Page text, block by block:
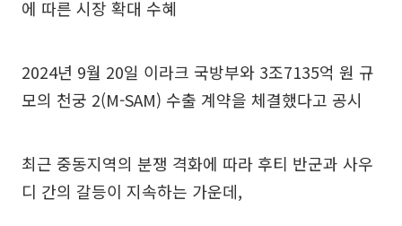
에 따른 시장 확대 수혜
2024년 9월 20일 이라크 국방부와 3조7135억 원 규
모의 천궁 2(M-SAM) 수출 계약을 체결했다고 공시
최근 중동지역의 분쟁 격화에 따라 후티 반군과 사우
디 간의 갈등이 지속하는 가운데,